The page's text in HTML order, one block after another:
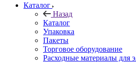
Каталог
Назад
Каталог
Упаковка
Пакеты
Торговое оборудование
Расходные материалы для